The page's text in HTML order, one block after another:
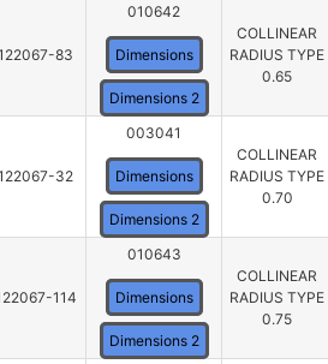
83
010642
Dimensions
Dimensions 2
COLLINEAR
RADIUS TYPE
0.65
32
003041
Dimensions
Dimensions 2
COLLINEAR
RADIUS TYPE
0.70
114
010643
Dimensions
Dimensions 2
COLLINEAR
RADIUS TYPE
0.75